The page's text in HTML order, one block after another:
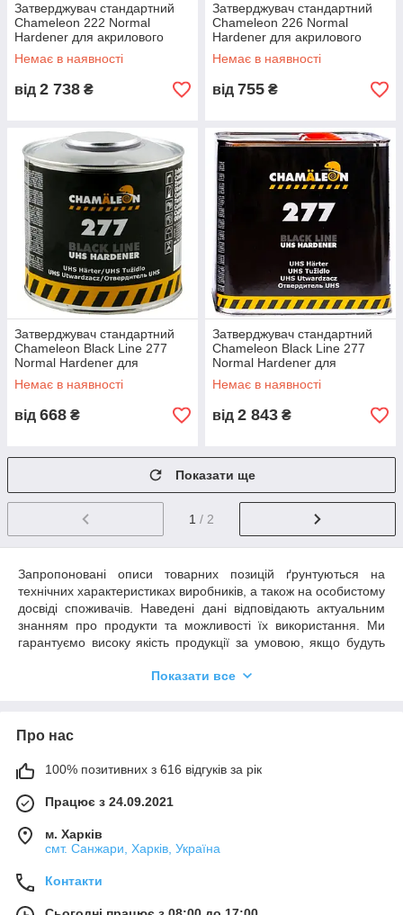
Затверджувач стандартний
Chameleon 222 Normal
Hardener для акрилового
лаку 155 2,5л
Немає в наявності
від 2 738 ₴
Затверджувач стандартний
Chameleon 226 Normal
Hardener для акрилового
лаку 166 500мл
Немає в наявності
від 755 ₴
Затверджувач стандартний
Chameleon Black Line 277
Normal Hardener для
акрилового лаку 177 500мл
Немає в наявності
від 668 ₴
Затверджувач стандартний
Chameleon Black Line 277
Normal Hardener для
акрилового лаку 177 2,5л
Немає в наявності
від 2 843 ₴
Показати ще
1 / 2
Запропоновані описи товарних позицій ґрунтуються на
технічних характеристиках виробників, а також на особистому
досвіді споживачів. Наведені дані відповідають актуальним
знанням про продукти та можливості їх використання. Ми
гарантуємо високу якість продукції за умовою, якщо будуть
Необхідним є пробне тестування обраного продукту у зв'язку
застосування продуктів, якщо на кінцевий результат мали
вплив фактори, що знаходяться поза зоною нашого
контролю.
Показати все
Про нас
100% позитивних з 616 відгуків за рік
Працює з 24.09.2021
м. Харків
смт. Санжари, Харків, Україна
Контакти